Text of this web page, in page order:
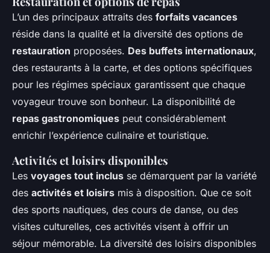
L’un des principaux attraits des forfaits vacances
réside dans la qualité et la diversité des options de
restauration proposées. Des buffets internationaux,
des restaurants à la carte, et des options spécifiques
pour les régimes spéciaux garantissent que chaque
voyageur trouve son bonheur. La disponibilité de
repas gastronomiques peut considérablement
enrichir l’expérience culinaire et touristique.
Activités et loisirs disponibles
Les voyages tout inclus se démarquent par la variété
des activités et loisirs mis à disposition. Que ce soit
des sports nautiques, des cours de danse, ou des
visites culturelles, ces activités visent à offrir un
séjour mémorable. La diversité des loisirs disponibles